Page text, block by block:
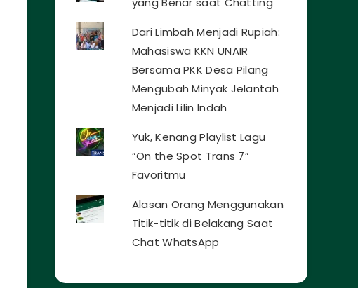
Dari Limbah Menjadi Rupiah:
Mahasiswa KKN UNAIR
Bersama PKK Desa Pilang
Mengubah Minyak Jelantah
Menjadi Lilin Indah
Yuk, Kenang Playlist Lagu
”On the Spot Trans 7”
Favoritmu
Alasan Orang Menggunakan
Titik-titik di Belakang Saat
Chat WhatsApp